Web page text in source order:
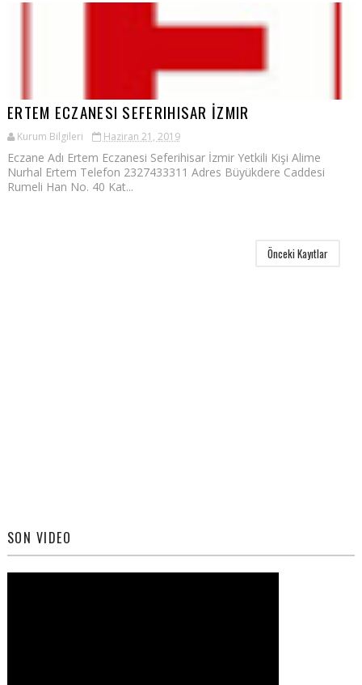
ERTEM ECZANESI SEFERIHISAR İZMIR
Kurum Bilgileri Haziran 21, 2019
Eczane Adı Ertem Eczanesi Seferihisar İzmir Yetkili Kişi Alime
Nurhal Ertem Telefon 2327433311 Adres Büyükdere Caddesi
Rumeli Han No. 40 Kat...
Önceki Kayıtlar
SON VIDEO